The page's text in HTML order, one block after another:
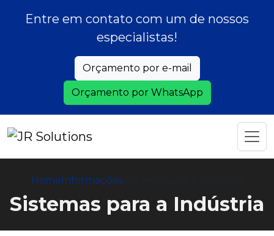
Entre em contato com um de nossos
especialistas!
Orçamento por e-mail
Orçamento por WhatsApp
HomeInformaçõesSistemas para a Indústria
Sistemas para a Indústria